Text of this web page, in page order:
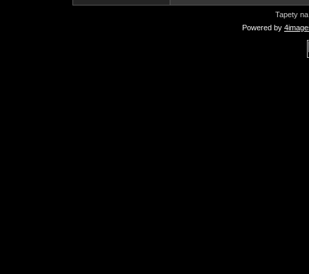
Tapety
Powered by